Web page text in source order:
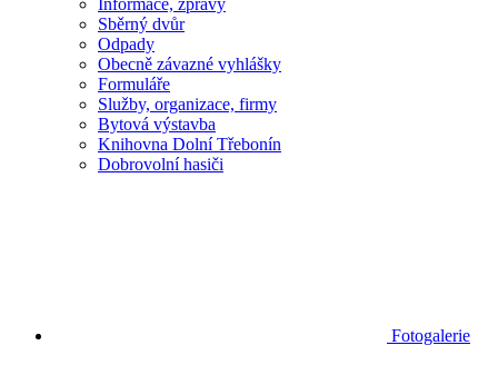
Informace, zprávy
Sběrný dvůr
Odpady
Obecně závazné vyhlášky
Formuláře
Služby, organizace, firmy
Bytová výstavba
Knihovna Dolní Třebonín
Dobrovolní hasiči
Fotogalerie